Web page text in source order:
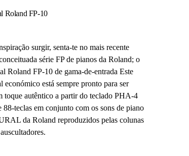
Roland FP-10
surgir, senta-te no mais recente
série FP de pianos da Roland; o
Roland FP-10 de gama-de-entrada Este
económico está sempre pronto para ser
toque autêntico a partir do teclado PHA-4
88-teclas em conjunto com os sons de piano
da Roland reproduzidos pelas colunas